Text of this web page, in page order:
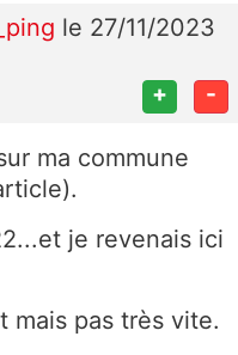
le 27/11/2023
+ -
ma commune
je revenais ici
mais pas très vite.